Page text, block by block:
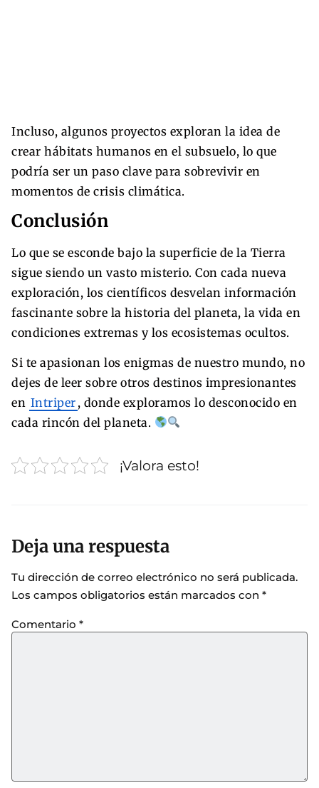
Incluso, algunos proyectos exploran la idea de
crear hábitats humanos en el subsuelo, lo que
podría ser un paso clave para sobrevivir en
momentos de crisis climática.
Conclusión
Lo que se esconde bajo la superficie de la Tierra
sigue siendo un vasto misterio. Con cada nueva
exploración, los científicos desvelan información
fascinante sobre la historia del planeta, la vida en
condiciones extremas y los ecosistemas ocultos.
Si te apasionan los enigmas de nuestro mundo, no
dejes de leer sobre otros destinos impresionantes
en Intriper , donde exploramos lo desconocido en
cada rincón del planeta.
¡Valora esto!
Deja una respuesta
Tu dirección de correo electrónico no será publicada.
Los campos obligatorios están marcados con *
Comentario *